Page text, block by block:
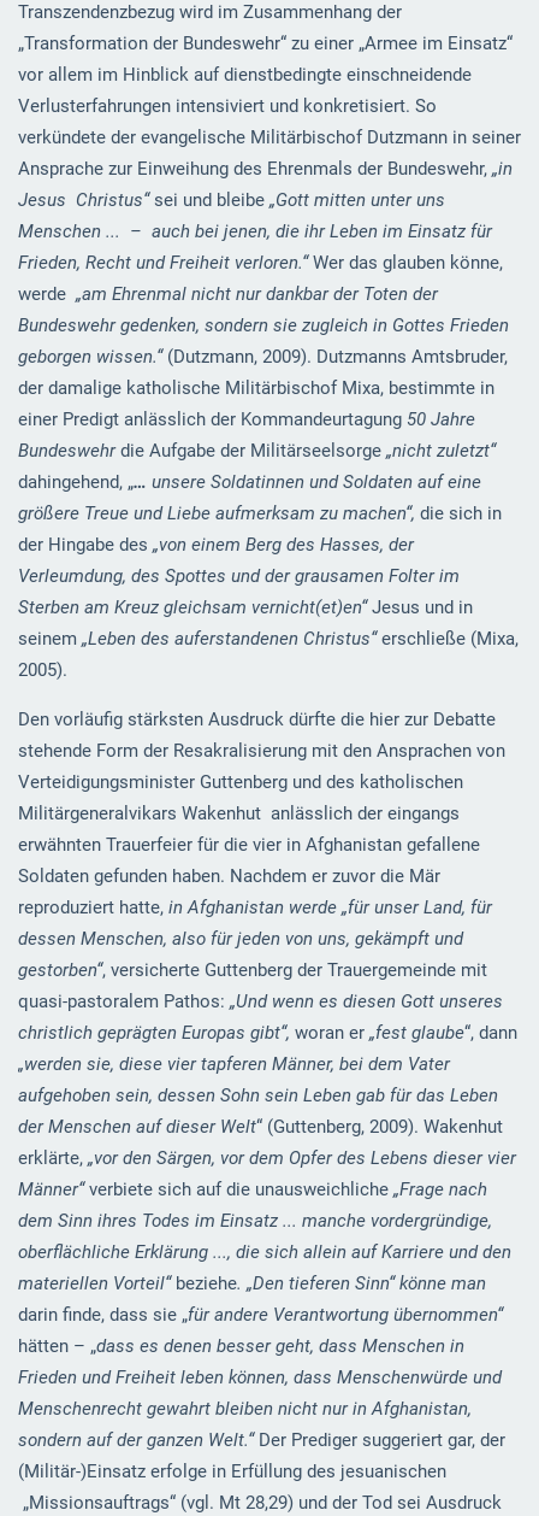
Transzendenzbezug wird im Zusammenhang der
„Transformation der Bundeswehr“ zu einer „Armee im Einsatz“
vor allem im Hinblick auf dienstbedingte einschneidende
Verlusterfahrungen intensiviert und konkretisiert. So
verkündete der evangelische Militärbischof Dutzmann in seiner
Ansprache zur Einweihung des Ehrenmals der Bundeswehr, „in
Jesus Christus“sei und bleibe „Gott mitten unter uns
Menschen ... – auch bei jenen, die ihr Leben im Einsatz für
Frieden, Recht und Freiheit verloren.“Wer das glauben könne,
werde „am Ehrenmal nicht nur dankbar der Toten der
Bundeswehr gedenken, sondern sie zugleich in Gottes Frieden
geborgen wissen.“(Dutzmann, 2009). Dutzmanns Amtsbruder,
der damalige katholische Militärbischof Mixa, bestimmte in
einer Predigt anlässlich der Kommandeurtagung 50 Jahre
Bundeswehrdie Aufgabe der Militärseelsorge „nicht zuletzt“
dahingehend, „… unsere Soldatinnen und Soldaten auf eine
größere Treue und Liebe aufmerksam zu machen“, die sich in
der Hingabe des „von einem Berg des Hasses, der
Verleumdung, des Spottes und der grausamen Folter im
Sterben am Kreuz gleichsam vernicht(et)en“Jesus und in
seinem „Leben des auferstandenen Christus“erschließe (Mixa,
2005).
Den vorläufig stärksten Ausdruck dürfte die hier zur Debatte
stehende Form der Resakralisierung mit den Ansprachen von
Verteidigungsminister Guttenberg und des katholischen
Militärgeneralvikars Wakenhut anlässlich der eingangs
erwähnten Trauerfeier für die vier in Afghanistan gefallene
Soldaten gefunden haben. Nachdem er zuvor die Mär
reproduziert hatte, in Afghanistan werde „für unser Land, für
dessen Menschen, also für jeden von uns, gekämpft und
gestorben“, versicherte Guttenberg der Trauergemeinde mit
quasi-pastoralem Pathos: „Und wenn es diesen Gott unseres
christlich geprägten Europas gibt“, woran er „fest glaube“, dann
„werden sie, diese vier tapferen Männer, bei dem Vater
aufgehoben sein, dessen Sohn sein Leben gab für das Leben
der Menschen auf dieser Welt“ (Guttenberg, 2009). Wakenhut
erklärte,„vor den Särgen, vor dem Opfer des Lebens dieser vier
Männer“verbiete sich auf die unausweichliche „Frage nach
dem Sinn ihres Todes im Einsatz ... manche vordergründige,
oberflächliche Erklärung ..., die sich allein auf Karriere und den
materiellen Vorteil“ beziehe. „Den tieferen Sinn“könne man
darin finde, dass sie „für andere Verantwortung übernommen“
hätten – „dass es denen besser geht, dass Menschen in
Frieden und Freiheit leben können, dass Menschenwürde und
Menschenrecht gewahrt bleiben nicht nur in Afghanistan,
sondern auf der ganzen Welt.“Der Prediger suggeriert gar, der
(Militär-)Einsatz erfolge in Erfüllung des jesuanischen
„Missionsauftrags“ (vgl. Mt 28,29) und der Tod sei Ausdruck